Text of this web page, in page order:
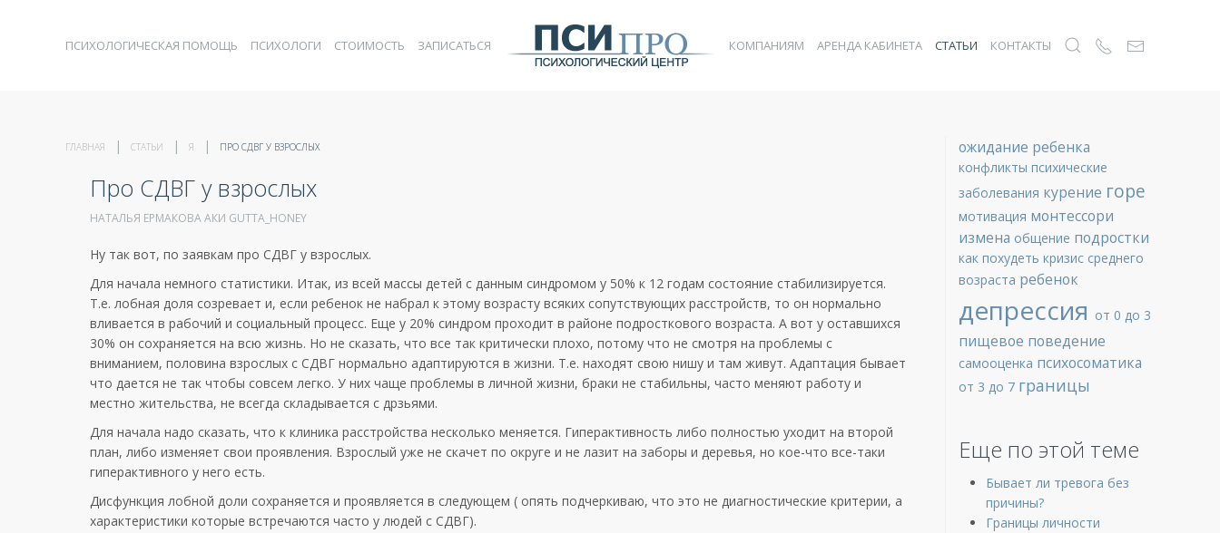
ПСИХОЛОГИЧЕСКАЯ ПОМОЩЬ ПСИХОЛОГИ СТОИМОСТЬ ЗАПИСАТЬСЯ КОМПАНИЯМ АРЕНДА КАБИНЕТА СТАТЬИ КОНТАКТЫ
ГЛАВНАЯ СТАТЬИ Я ПРО СДВГ У ВЗРОСЛЫХ
Про СДВГ у взрослых
НАТАЛЬЯ ЕРМАКОВА АКИ GUTTA_HONEY
Ну так вот, по заявкам про СДВГ у взрослых.
Для начала немного статистики. Итак, из всей массы детей с данным синдромом у 50% к 12 годам состояние стабилизируется.
Т.е. лобная доля созревает и, если ребенок не набрал к этому возрасту всяких сопутствующих расстройств, то он нормально
вливается в рабочий и социальный процесс. Еще у 20% синдром проходит в районе подросткового возраста. А вот у оставшихся
30% он сохраняется на всю жизнь. Но не сказать, что все так критически плохо, потому что не смотря на проблемы с
вниманием, половина взрослых с СДВГ нормально адаптируются в жизни. Т.е. находят свою нишу и там живут. Адаптация бывает
что дается не так чтобы совсем легко. У них чаще проблемы в личной жизни, браки не стабильны, часто меняют работу и
местно жительства, не всегда складывается с дрзьями.
Для начала надо сказать, что к клиника расстройства несколько меняется. Гиперактивность либо полностью уходит на второй
план, либо изменяет свои проявления. Взрослый уже не скачет по округе и не лазит на заборы и деревья, но кое-что все-таки
гиперактивного у него есть.
Дисфункция лобной доли сохраняется и проявляется в следующем ( опять подчеркиваю, что это не диагностические критерии, а
характеристики которые встречаются часто у людей с СДВГ).
ожидание ребенка
конфликты психические
заболевания курение горе
мотивация монтессори
измена общение подростки
как похудеть кризис среднего
возраста ребенок
депрессия от 0 до 3
пищевое поведение
самооценка психосоматика
от 3 до 7 границы
Еще по этой теме
Бывает ли тревога без
причины?
Границы личности